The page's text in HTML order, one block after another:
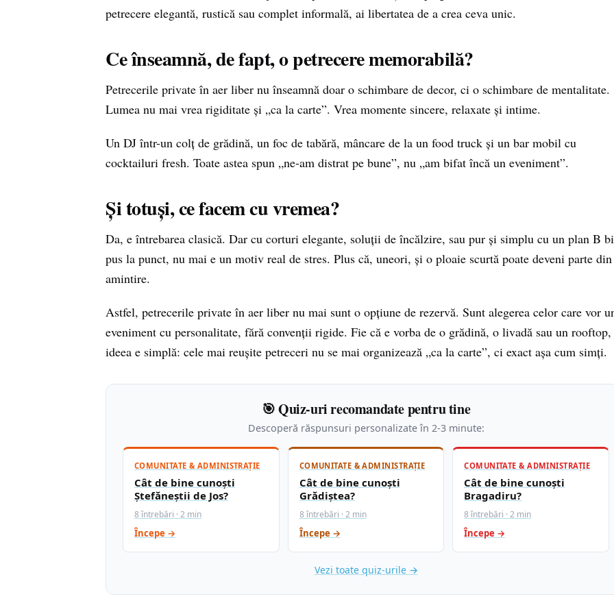
petrecere elegantă, rustică sau complet informală, ai libertatea de a crea ceva unic.
Ce înseamnă, de fapt, o petrecere memorabilă?
Petrecerile private în aer liber nu înseamnă doar o schimbare de decor, ci o schimbare de mentalitate.
Lumea nu mai vrea rigiditate și „ca la carte”. Vrea momente sincere, relaxate și intime.
Un DJ într-un colț de grădină, un foc de tabără, mâncare de la un food truck și un bar mobil cu
cocktailuri fresh. Toate astea spun „ne-am distrat pe bune”, nu „am bifat încă un eveniment”.
Și totuși, ce facem cu vremea?
Da, e întrebarea clasică. Dar cu corturi elegante, soluții de încălzire, sau pur și simplu cu un plan B
pus la punct, nu mai e un motiv real de stres. Plus că, uneori, și o ploaie scurtă poate deveni parte din
amintire.
Astfel, petrecerile private în aer liber nu mai sunt o opțiune de rezervă. Sunt alegerea celor care vor
eveniment cu personalitate, fără convenții rigide. Fie că e vorba de o grădină, o livadă sau un rooftop,
ideea e simplă: cele mai reușite petreceri nu se mai organizează „ca la carte”, ci exact așa cum simți.
🎯 Quiz-uri recomandate pentru tine
Descoperă răspunsuri personalizate în 2-3 minute:
COMUNITATE & ADMINISTRAȚIE
Cât de bine cunoști
Ștefăneștii de Jos?
8 întrebări · 2 min
Începe →
COMUNITATE & ADMINISTRAȚIE
Cât de bine cunoști
Grădiștea?
8 întrebări · 2 min
Începe →
COMUNITATE & ADMINISTRAȚIE
Cât de bine cunoști
Bragadiru?
8 întrebări · 2 min
Începe →
Vezi toate quiz-urile →